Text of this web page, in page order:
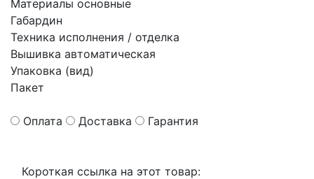
Материалы основные
Габардин
Техника исполнения / отделка
Вышивка автоматическая
Упаковка (вид)
Пакет
Оплата Доставка Гарантия
Короткая ссылка на этот товар: